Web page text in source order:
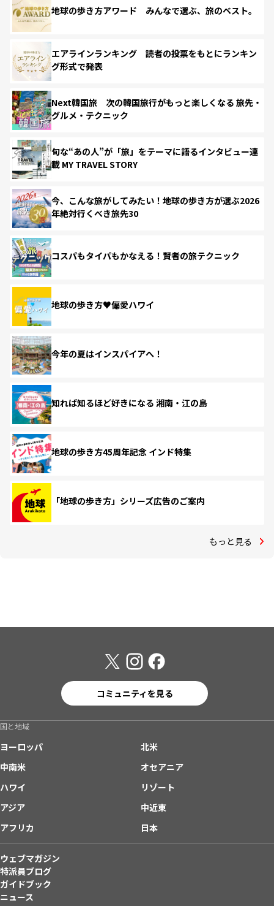
地球の歩き方アワード みんなで選ぶ、旅のベスト。
エアラインランキング 読者の投票をもとにランキン
グ形式で発表
Next韓国旅 次の韓国旅行がもっと楽しくなる 旅先・
グルメ・テクニック
旬な“あの人”が「旅」をテーマに語るインタビュー連
載 MY TRAVEL STORY
今、こんな旅がしてみたい！地球の歩き方が選ぶ2026
年絶対行くべき旅先30
コスパもタイパもかなえる！賢者の旅テクニック
地球の歩き方♥偏愛ハワイ
今年の夏はインスパイアへ！
知れば知るほど好きになる 湘南・江の島
地球の歩き方45周年記念 インド特集
「地球の歩き方」シリーズ広告のご案内
もっと見る
コミュニティを見る
国と地域
ヨーロッパ
北米
中南米
オセアニア
ハワイ
リゾート
アジア
中近東
アフリカ
日本
ウェブマガジン
特派員ブログ
ガイドブック
ニュース